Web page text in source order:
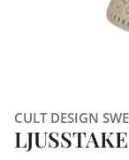
CULT DESIGN